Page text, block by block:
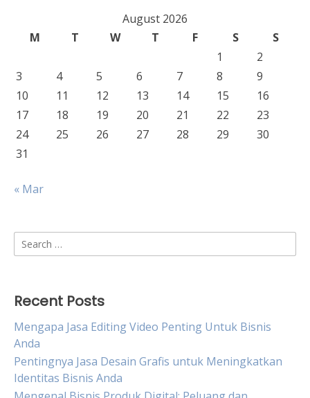
August 2026
M
T W T F S
S
1
2
3
4 5 6 7 8
9
10
11 12 13 14 15
16
17
18 19 20 21 22
23
24
25 26 27 28 29
30
31
« Mar
Search
for:
Recent Posts
Mengapa Jasa Editing Video Penting Untuk Bisnis
Anda
Pentingnya Jasa Desain Grafis untuk Meningkatkan
Identitas Bisnis Anda